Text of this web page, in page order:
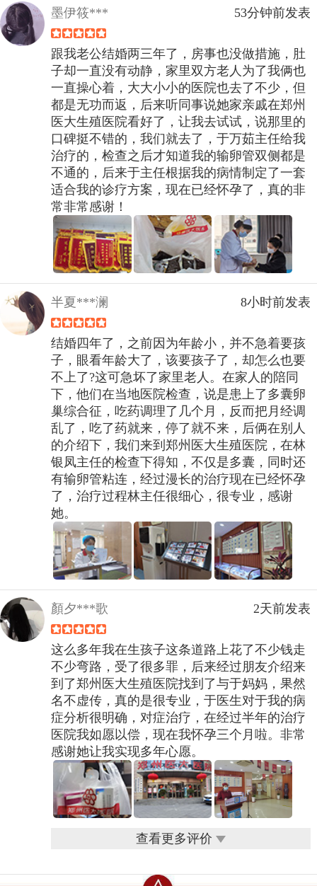
墨伊筱*** 53分钟前发表
跟我老公结婚两三年了，房事也没做措施，肚
子却一直没有动静，家里双方老人为了我俩也
一直操心着，大大小小的医院也去了不少，但
都是无功而返，后来听同事说她家亲戚在郑州
医大生殖医院看好了，让我去试试，说那里的
口碑挺不错的，我们就去了，于万茹主任给我
治疗的，检查之后才知道我的输卵管双侧都是
不通的，后来于主任根据我的病情制定了一套
适合我的诊疗方案，现在已经怀孕了，真的非
常非常感谢！
半夏***澜 8小时前发表
结婚四年了，之前因为年龄小，并不急着要孩
子，眼看年龄大了，该要孩子了，却怎么也要
不上了?这可急坏了家里老人。在家人的陪同
下，他们在当地医院检查，说是患上了多囊卵
巢综合征，吃药调理了几个月，反而把月经调
乱了，吃了药就来，停了就不来，后俩在别人
的介绍下，我们来到郑州医大生殖医院，在林
银凤主任的检查下得知，不仅是多囊，同时还
有输卵管粘连，经过漫长的治疗现在已经怀孕
了，治疗过程林主任很细心，很专业，感谢
她。
顏夕***歌 2天前发表
这么多年我在生孩子这条道路上花了不少钱走
不少弯路，受了很多罪，后来经过朋友介绍来
到了郑州医大生殖医院找到了与于妈妈，果然
名不虚传，真的是很专业，于医生对于我的病
症分析很明确，对症治疗，在经过半年的治疗
医院我如愿以偿，现在我怀孕三个月啦。非常
感谢她让我实现多年心愿。
查看更多评价